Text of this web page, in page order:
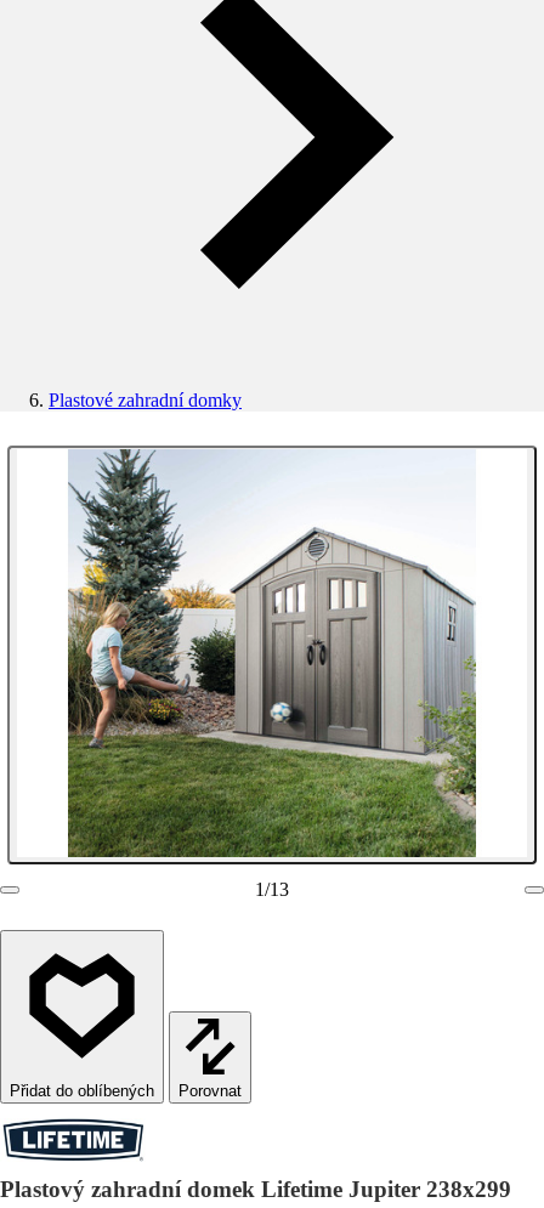
Plastové zahradní domky
1/13
Porovnat
Plastový zahradní domek Lifetime Jupiter 238x299